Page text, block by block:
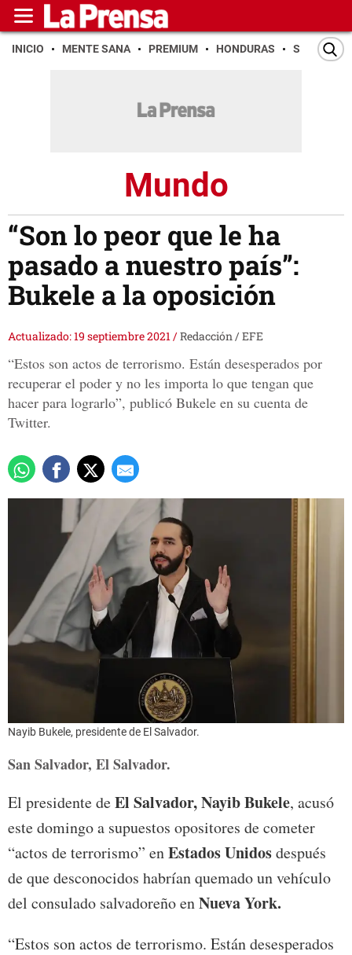
INICIO MENTE SANA PREMIUM HONDURAS SAN PEDRO
Mundo
“Son lo peor que le ha
pasado a nuestro país”:
Bukele a la oposición
Actualizado: 19 septiembre 2021/Redacción / EFE
“Estos son actos de terrorismo. Están desesperados por
recuperar el poder y no les importa lo que tengan que
hacer para lograrlo”, publicó Bukele en su cuenta de
Twitter.
Nayib Bukele, presidente de El Salvador.
San Salvador, El Salvador.
El presidente deEl Salvador,Nayib Bukele, acusó
este domingo a supuestos opositores de cometer
“actos de terrorismo” enEstados Unidosdespués
de que desconocidos habrían quemado un vehículo
del consulado salvadoreño enNueva York.
“Estos son actos de terrorismo. Están desesperados